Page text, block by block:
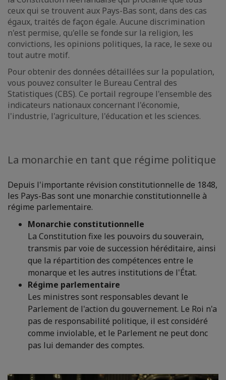
ceux qui se trouvent aux Pays-Bas sont, dans des cas
égaux, traités de façon égale. Aucune discrimination
n'est permise, qu'elle se fonde sur la religion, les
convictions, les opinions politiques, la race, le sexe ou
tout autre motif.
Pour obtenir des données détaillées sur la population,
vous pouvez consulter le Bureau Central des
Statistiques (CBS). Ce portail regroupe l'ensemble des
indicateurs nationaux concernant l'économie,
l'industrie, l'agriculture, l'éducation et les sciences.
La monarchie en tant que régime politique
Depuis l'importante révision constitutionnelle de 1848,
les Pays-Bas sont une monarchie constitutionnelle à
régime parlementaire.
Monarchie constitutionnelle
La Constitution fixe les pouvoirs du souverain,
transmis par voie de succession héréditaire, ainsi
que la répartition des compétences entre le
monarque et les autres institutions de l'État.
Régime parlementaire
Les ministres sont responsables devant le
Parlement de l'action du gouvernement. Le Roi n'a
pas de responsabilité politique, il est considéré
comme inviolable, et le Parlement ne peut donc
pas lui demander des comptes.